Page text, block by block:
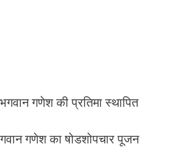
गणेश की प्रतिमा स्थापित
गणेश का षोडशोपचार पूजन